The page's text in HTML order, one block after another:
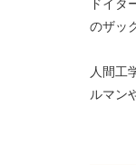
ドイタ
のザッ
人間工
ルマン